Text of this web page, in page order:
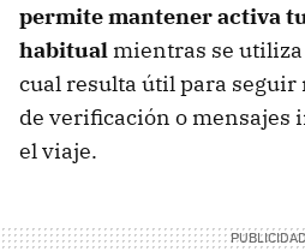
permite mantener activa
habitual mientras se
cual resulta útil para seguir
de verificación o mensajes
el viaje.